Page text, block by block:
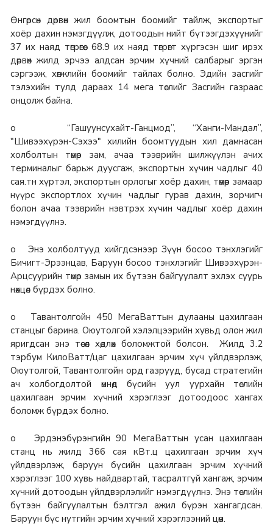
Өнгөрсөн дөрвөн жил боомтын боомийг тайлж, экспортыг
хоёр дахин нэмэгдүүлж, дотоодын нийт бүтээгдэхүүнийг
37 их наяд төгрөгөөс 68.9 их наяд төгрөгт хүргэсэн шиг ирэх
дөрвөн жилд эрчээ алдсан эрчим хүчний салбарыг эргэн
сэргээж, хөгжлийн боомийг тайлах болно. Эдийн засгийг
тэлэхийн тулд дараах 14 мега төслийг Засгийн газраас
онцолж байна.
o “Гашуунсухайт-Ганцмод”, “Ханги-Мандал”,
"Шивээхүрэн-Сэхээ" хилийн боомтуудын хил дамнасан
холболтын төмөр зам, ачаа тээврийн шилжүүлэн ачих
терминалыг барьж дуусгаж, экспортын хүчин чадлыг 40
сая.тн хүртэл, экспортын орлогыг хоёр дахин, төмөр замаар
нүүрс экспортлох хүчин чадлыг гурав дахин, зорчигч
болон ачаа тээврийн нэвтрэх хүчин чадлыг хоёр дахин
нэмэгдүүлнэ.
o Энэ холболтууд хийгдсэнээр Зүүн босоо тэнхлэгийг
Бичигт-Эрээнцав, Баруун босоо тэнхлэгийг Шивээхүрэн-
Арцсуурийн төмөр замын их бүтээн байгуулалт эхлэх суурь
нөхцөл бүрдэх болно.
o Тавантолгойн 450 МегаВаттын дулааны цахилгаан
станцыг барина. Оюутолгой хэлэлцээрийн хувьд олон жил
яригдсан энэ төсөл хөдлөх боломжтой болсон. Жилд 3.2
тэрбум КилоВатт/цаг цахилгаан эрчим хүч үйлдвэрлэж,
Оюутолгой, Тавантолгойн орд газрууд, бусад стратегийн
ач холбогдолтой өмнөд бүсийн уул уурхайн төслийн
цахилгаан эрчим хүчний хэрэглээг дотоодоос хангах
боломж бүрдэх болно.
o Эрдэнэбүрэнгийн 90 МегаВаттын усан цахилгаан
станц нь жилд 366 сая кВт.ц цахилгаан эрчим хүч
үйлдвэрлэж, баруун бүсийн цахилгаан эрчим хүчний
хэрэглээг 100 хувь найдвартай, тасралтгүй хангаж, эрчим
хүчний дотоодын үйлдвэрлэлийг нэмэгдүүлнэ. Энэ төслийн
бүтээн байгуулалтын бэлтгэл ажил бүрэн хангагдсан.
Баруун бүс нутгийн эрчим хүчний хэрэглээний цөм.